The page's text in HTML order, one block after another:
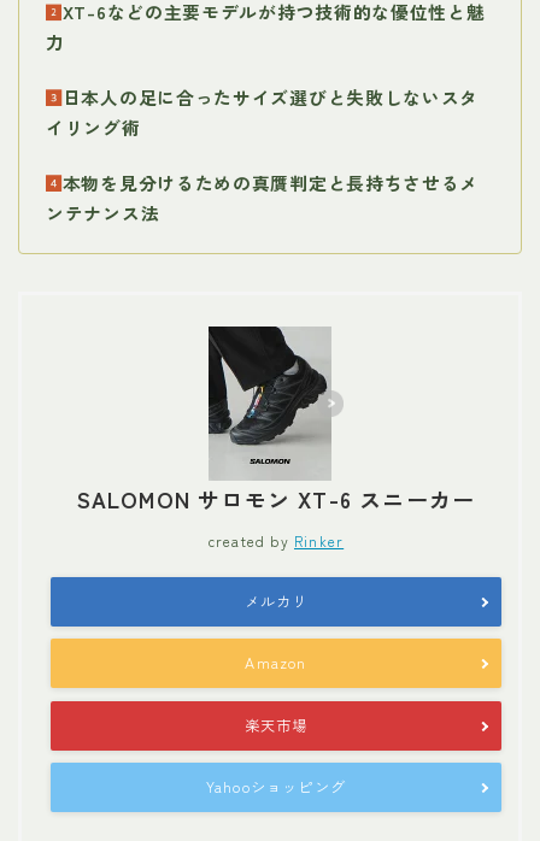
XT-6などの主要モデルが持つ技術的な優位性と魅
力
日本人の足に合ったサイズ選びと失敗しないスタ
イリング術
本物を見分けるための真贋判定と長持ちさせるメ
ンテナンス法
SALOMON サロモン XT-6 スニーカー
created by Rinker
メルカリ
Amazon
楽天市場
Yahooショッピング